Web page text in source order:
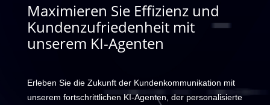
Maximieren Sie Effizienz und
Kundenzufriedenheit mit
unserem KI-Agenten
Erleben Sie die Zukunft der Kundenkommunikation mit
unserem fortschrittlichen KI-Agenten, der personalisierte